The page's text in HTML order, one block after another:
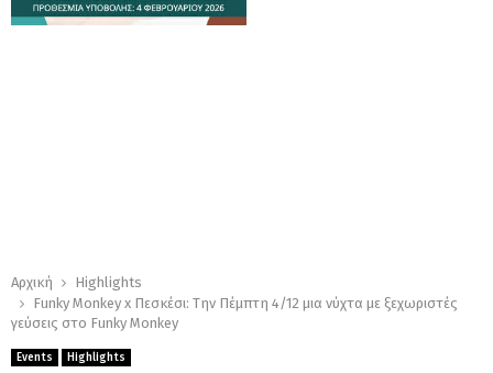
Αρχική
Highlights
Funky Monkey x Πεσκέσι: Την Πέμπτη 4/12 μια νύχτα με ξεχωριστές
γεύσεις στο Funky Monkey
Events Highlights